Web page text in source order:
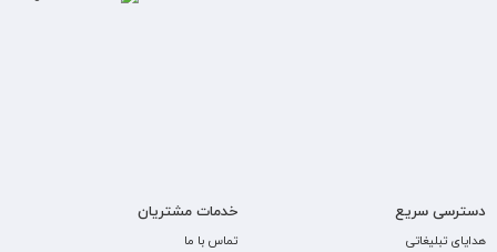
دسترسی سریع
هدایای تبلیغاتی
خدمات مشتریان
تماس با ما